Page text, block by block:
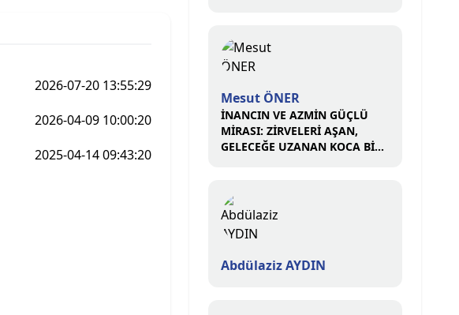
2026-07-20 13:55:29
2026-04-09 10:00:20
2025-04-14 09:43:20
Mesut ÖNER
İNANCIN VE AZMİN GÜÇLÜ
MİRASI: ZİRVELERİ AŞAN,
GELECEĞE UZANAN KOCA BİR
Abdülaziz AYDIN